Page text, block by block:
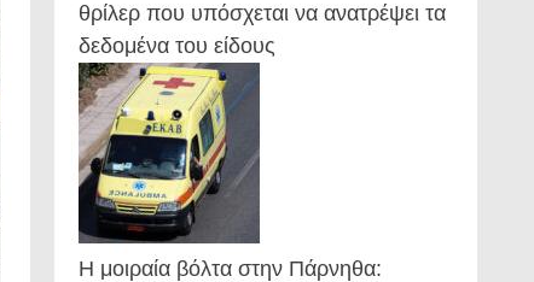
θρίλερ που υπόσχεται να ανατρέψει τα
δεδομένα του είδους
Η μοιραία βόλτα στην Πάρνηθα: